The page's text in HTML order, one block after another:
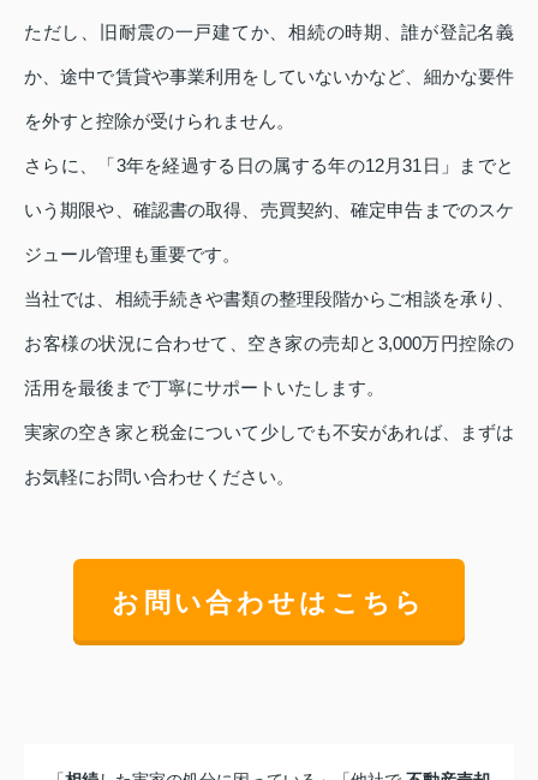
ただし、旧耐震の一戸建てか、相続の時期、誰が登記名義
か、途中で賃貸や事業利用をしていないかなど、細かな要件
を外すと控除が受けられません。
さらに、「3年を経過する日の属する年の12月31日」までと
いう期限や、確認書の取得、売買契約、確定申告までのスケ
ジュール管理も重要です。
当社では、相続手続きや書類の整理段階からご相談を承り、
お客様の状況に合わせて、空き家の売却と3,000万円控除の
活用を最後まで丁寧にサポートいたします。
実家の空き家と税金について少しでも不安があれば、まずは
お気軽にお問い合わせください。
お問い合わせはこちら